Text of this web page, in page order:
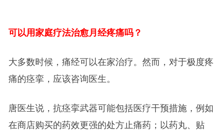
可以用家庭疗法治愈月经疼痛吗？
大多数时候，痛经可以在家治疗。然而，对于极度疼
痛的痉挛，应该咨询医生。
唐医生说，抗痉挛武器可能包括医疗干预措施，例如
在商店购买的药效更强的处方止痛药；以药丸、贴